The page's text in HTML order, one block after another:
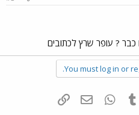
? עופר שרץ לכתובים
You must log in or
Tumblr
WhatsAppדואר אלקטרוני